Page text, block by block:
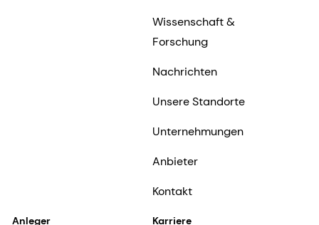
Wissenschaft &
Forschung
Nachrichten
Unsere Standorte
Unternehmungen
Anbieter
Kontakt
Anleger Karriere